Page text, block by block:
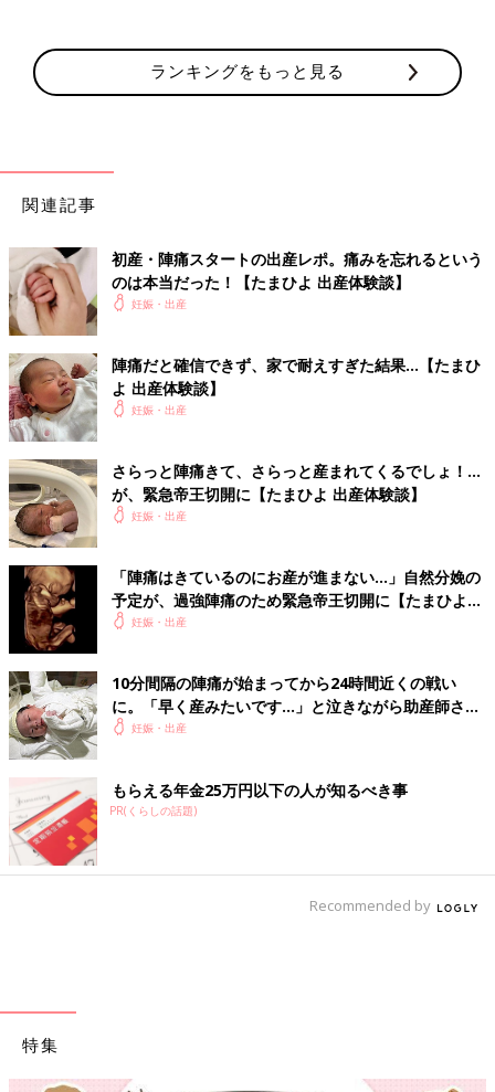
ランキングをもっと見る
関連記事
初産・陣痛スタートの出産レポ。痛みを忘れるという
のは本当だった！【たまひよ 出産体験談】
妊娠・出産
陣痛だと確信できず、家で耐えすぎた結果…【たまひ
よ 出産体験談】
妊娠・出産
さらっと陣痛きて、さらっと産まれてくるでしょ！…
が、緊急帝王切開に【たまひよ 出産体験談】
妊娠・出産
「陣痛はきているのにお産が進まない…」自然分娩の
予定が、過強陣痛のため緊急帝王切開に【たまひよ
出産体験談】
妊娠・出産
10分間隔の陣痛が始まってから24時間近くの戦い
に。「早く産みたいです…」と泣きながら助産師さん
に訴える【たまひよ 出産体験談】
妊娠・出産
もらえる年金25万円以下の人が知るべき事
PR(くらしの話題)
Recommended by
特集